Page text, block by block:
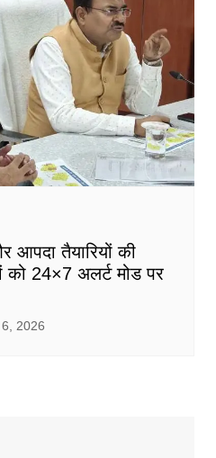
आपदा तैयारियों की
को 24×7 अलर्ट मोड पर
2026